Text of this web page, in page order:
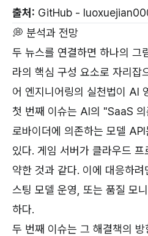
출처: GitHub -
💭 분석과 전망
두 뉴스를 연결하면 하나의 그
라의 핵심 구성 요소로 자리잡
어 엔지니어링의 실천법이 AI
첫 번째 이슈는 AI의 "SaaS
로바이더에 의존하는 모델
있다. 게임 서버가 클라우드 프
약한 것과 같다. 이에 대응하
스팅 모델 운영, 또는 품질 모
하다.
두 번째 이슈는 그 해결책의